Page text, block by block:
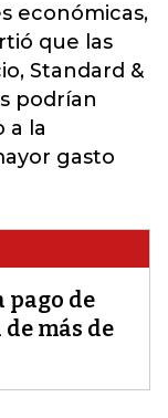
económicas,
que las
Standard &
podrían
a la
gasto
pago de
más de